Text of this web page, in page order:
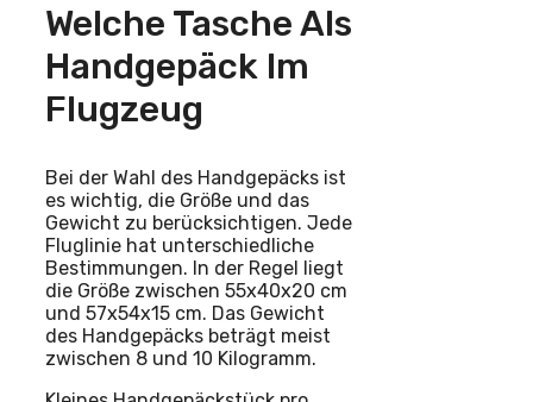
Welche Tasche Als
Handgepäck Im
Flugzeug
Bei der Wahl des Handgepäcks ist
es wichtig, die Größe und das
Gewicht zu berücksichtigen. Jede
Fluglinie hat unterschiedliche
Bestimmungen. In der Regel liegt
die Größe zwischen 55x40x20 cm
und 57x54x15 cm. Das Gewicht
des Handgepäcks beträgt meist
zwischen 8 und 10 Kilogramm.